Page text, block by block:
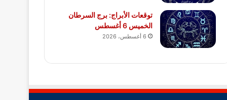
توقعات الأبراج: برج السرطان
الخميس 6 أغسطس
6 أغسطس، 2026